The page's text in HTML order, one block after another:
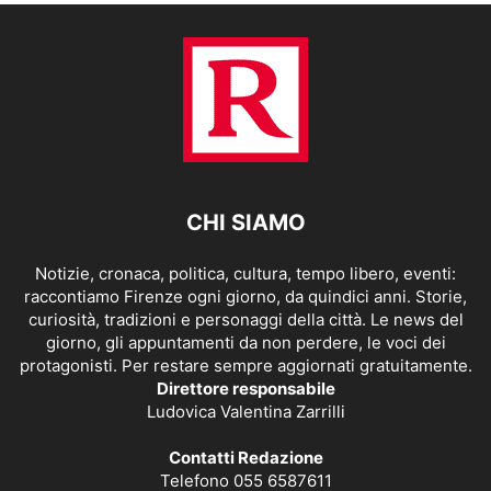
CHI SIAMO
Notizie, cronaca, politica, cultura, tempo libero, eventi:
raccontiamo Firenze ogni giorno, da quindici anni. Storie,
curiosità, tradizioni e personaggi della città. Le news del
giorno, gli appuntamenti da non perdere, le voci dei
protagonisti. Per restare sempre aggiornati gratuitamente.
Direttore responsabile
Ludovica Valentina Zarrilli
Contatti Redazione
Telefono 055 6587611